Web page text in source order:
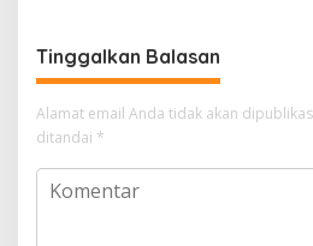
Tinggalkan Balasan
Alamat email Anda tidak akan
ditandai *